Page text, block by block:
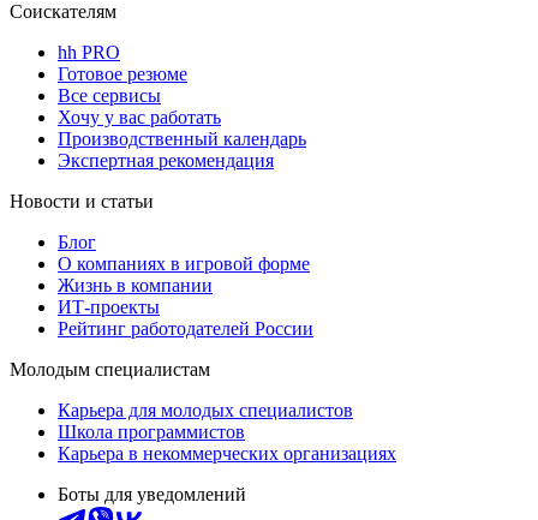
Соискателям
hh PRO
Готовое резюме
Все сервисы
Хочу у вас работать
Производственный календарь
Экспертная рекомендация
Новости и статьи
Блог
О компаниях в игровой форме
Жизнь в компании
ИТ-проекты
Рейтинг работодателей России
Молодым специалистам
Карьера для молодых специалистов
Школа программистов
Карьера в некоммерческих организациях
Боты для уведомлений